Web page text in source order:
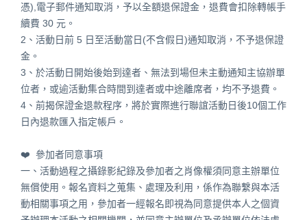
憑),電子郵件通知取消，予以全額退保證金，退費會扣除轉帳手
續費 30 元。
2、活動日前 5 日至活動當日(不含假日)通知取消，不予退保證
金。
3、於活動日開始後始到達者、無法到場但未主動通知主協辦單
位者，或逾活動集合時間到達者或中途離席者，均不予退費。
4、前揭保證金退款程序，將於實際進行聯誼活動日後10個工作
日內退款匯入指定帳戶。
❤️ 參加者同意事項
一、活動過程之攝錄影紀錄及參加者之肖像權須同意主辦單位
無償使用。報名資料之蒐集、處理及利用，係作為聯繫與本活
動相關事項之用，參加者一經報名即視為同意提供本人之個資